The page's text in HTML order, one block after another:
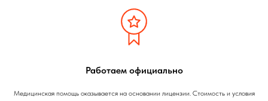
Работаем официально
Медицинская помощь оказывается на основании лицензии. Стоимость и условия